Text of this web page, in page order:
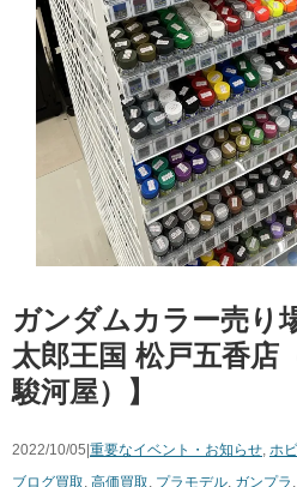
ガンダムカラー売
太郎王国 松戸五香
駿河屋）】
2022/10/05| 重要なイベント・お知らせ, ホ
ブログ買取, 高価買取, プラモデル, ガンプラ ,